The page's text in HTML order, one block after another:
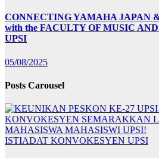
CONNECTING YAMAHA JAPAN
with the FACULTY OF MUSIC
UPSI
05/08/2025
Posts Carousel
ISTIADAT KONVOKESYEN UPSI